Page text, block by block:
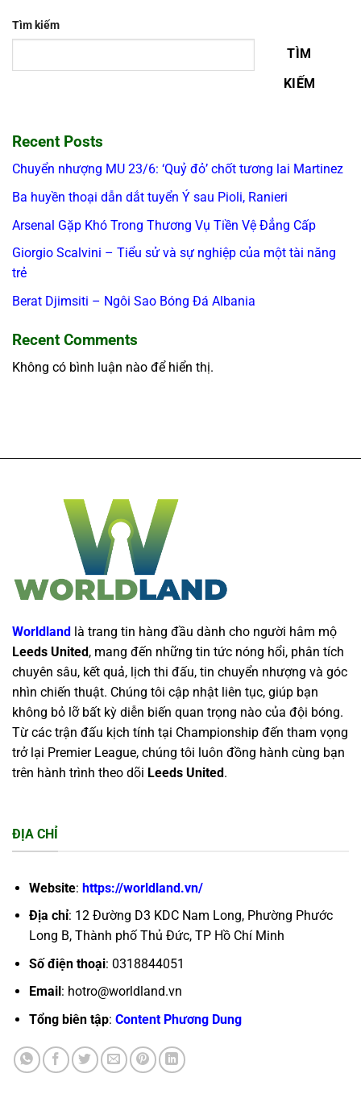
Tìm kiếm
TÌM
KIẾM
Recent Posts
Chuyển nhượng MU 23/6: ‘Quỷ đỏ’ chốt tương lai Martinez
Ba huyền thoại dẫn dắt tuyển Ý sau Pioli, Ranieri
Arsenal Gặp Khó Trong Thương Vụ Tiền Vệ Đẳng Cấp
Giorgio Scalvini – Tiểu sử và sự nghiệp của một tài năng
trẻ
Berat Djimsiti – Ngôi Sao Bóng Đá Albania
Recent Comments
Không có bình luận nào để hiển thị.
Worldland là trang tin hàng đầu dành cho người hâm mộ
Leeds United , mang đến những tin tức nóng hổi, phân tích
chuyên sâu, kết quả, lịch thi đấu, tin chuyển nhượng và góc
nhìn chiến thuật. Chúng tôi cập nhật liên tục, giúp bạn
không bỏ lỡ bất kỳ diễn biến quan trọng nào của đội bóng.
Từ các trận đấu kịch tính tại Championship đến tham vọng
trở lại Premier League, chúng tôi luôn đồng hành cùng bạn
trên hành trình theo dõi Leeds United .
ĐỊA CHỈ
Website: https://worldland.vn/
Địa chỉ: 12 Đường D3 KDC Nam Long, Phường Phước
Long B, Thành phố Thủ Đức, TP Hồ Chí Minh
Số điện thoại: 0318844051
Email : hotro@worldland.vn
Tổng biên tập: Content Phương Dung